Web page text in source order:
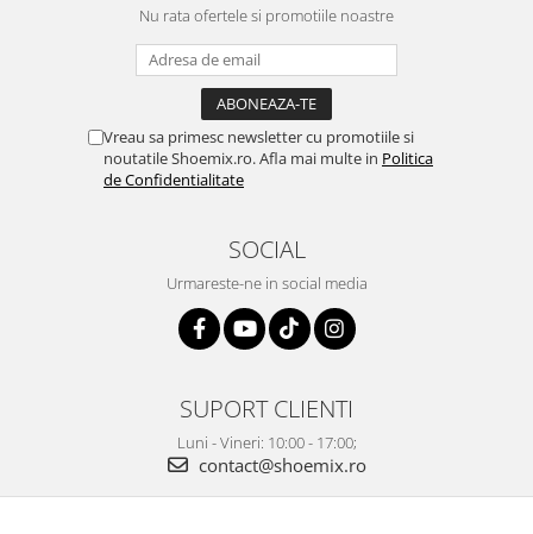
Nu rata ofertele si promotiile noastre
Vreau sa primesc newsletter cu promotiile si
noutatile Shoemix.ro. Afla mai multe in Politica
de Confidentialitate
SOCIAL
Urmareste-ne in social media
SUPORT CLIENTI
Luni - Vineri: 10:00 - 17:00;
contact@shoemix.ro